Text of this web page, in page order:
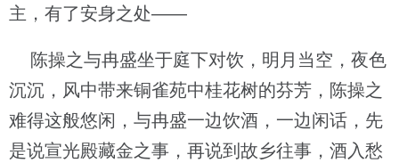
主，有了安身之处——
陈操之与冉盛坐于庭下对饮，明月当空，夜色
沉沉，风中带来铜雀苑中桂花树的芬芳，陈操之
难得这般悠闲，与冉盛一边饮酒，一边闲话，先
是说宣光殿藏金之事，再说到故乡往事，酒入愁